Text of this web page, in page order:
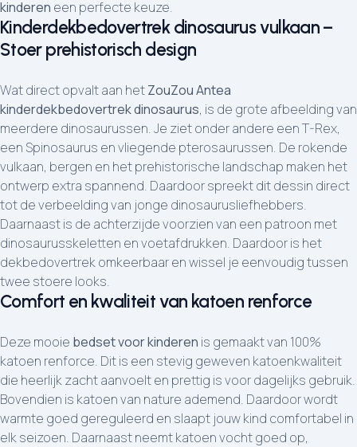
kinderen een perfecte keuze.
Kinderdekbedovertrek dinosaurus vulkaan –
Stoer prehistorisch design
Wat direct opvalt aan hetZouZou Antea
kinderdekbedovertrek dinosaurus, is de grote afbeelding van
meerdere dinosaurussen. Je ziet onder andere een T-Rex,
een Spinosaurus en vliegende pterosaurussen. De rokende
vulkaan, bergen en het prehistorische landschap maken het
ontwerp extra spannend. Daardoor spreekt dit dessin direct
tot de verbeelding van jonge dinosaurusliefhebbers.
Daarnaast is de achterzijde voorzien van een patroon met
dinosaurusskeletten en voetafdrukken. Daardoor is het
dekbedovertrek omkeerbaar en wissel je eenvoudig tussen
twee stoere looks.
Comfort en kwaliteit van katoen renforce
Deze mooie bedset voor kinderen is gemaakt van 100%
katoen renforce. Dit is een stevig geweven katoenkwaliteit
die heerlijk zacht aanvoelt en prettig is voor dagelijks gebruik.
Bovendien is katoen van nature ademend. Daardoor wordt
warmte goed gereguleerd en slaapt jouw kind comfortabel in
elk seizoen. Daarnaast neemt katoen vocht goed op,